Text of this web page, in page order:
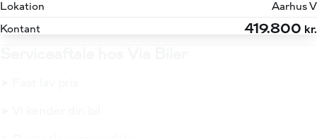
Lokation
Aarhus V
Kontant
419.800 kr.